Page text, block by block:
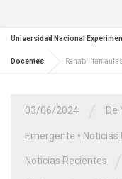
Universidad Nacional
Docentes Rehabilitan
03/06/2024 De
Emergente • Noticias
Noticias Recientes